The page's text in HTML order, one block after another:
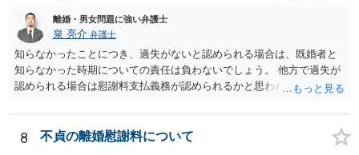
離婚・男女問題に強い弁護士
泉 亮介 弁護士
知らなかったことにつき、過失がないと認められる場合は、既婚者と
知らなかった時期についての責任は負わないでしょう。 他方で過失が
認められる場合は慰謝料支払義務が認められるかと思われます。 ま
観的な事実かは不明なため、客観的な事実として婚姻関係が破綻して
いたことが証明できない限り、そのような説明を受けていたとしても
8 不貞の離婚慰謝料について